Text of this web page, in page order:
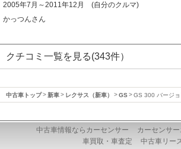
2005年7月～2011年12月 (自分のクルマ)
かっつんさん
クチコミ一覧を見る(343件）
中古車トップ 新車 レクサス（新車） GS GS 300 バージョ
中古車情報ならカーセンサー
カーセンサ
車買取・車査定
中古車リー